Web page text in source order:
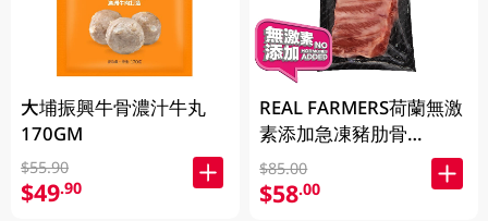
大埔振興牛骨濃汁牛丸
170GM
$55.90
$49.90
REAL FARMERS荷蘭無激
素添加急凍豬肋骨
500GM
$85.00
$58.00